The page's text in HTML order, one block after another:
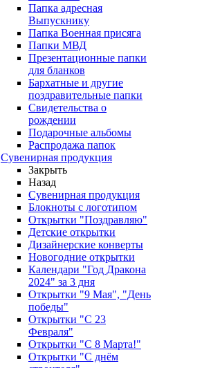
Папка адресная
Выпускнику
Папка Военная присяга
Папки МВД
Презентационные папки
для бланков
Бархатные и другие
поздравительные папки
Свидетельства о
рождении
Подарочные альбомы
Распродажа папок
Сувенирная продукция
Закрыть
Назад
Сувенирная продукция
Блокноты с логотипом
Открытки "Поздравляю"
Детские открытки
Дизайнерские конверты
Новогодние открытки
Календари "Год Дракона
2024" за 3 дня
Открытки "9 Мая", "День
победы"
Открытки "С 23
Февраля"
Открытки "С 8 Марта!"
Открытки "С днём